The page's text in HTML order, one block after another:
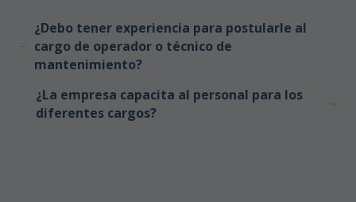
¿Debo tener experiencia para postularle al
cargo de operador o técnico de
mantenimiento?
¿La empresa capacita al personal para los
diferentes cargos?